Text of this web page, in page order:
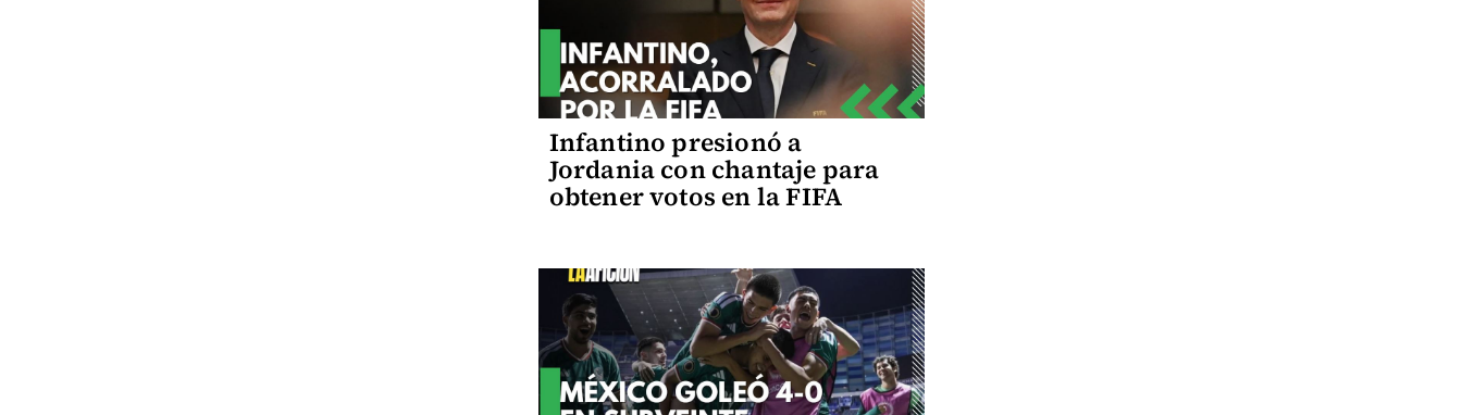
Infantino presionó a
Jordania con chantaje para
obtener votos en la FIFA